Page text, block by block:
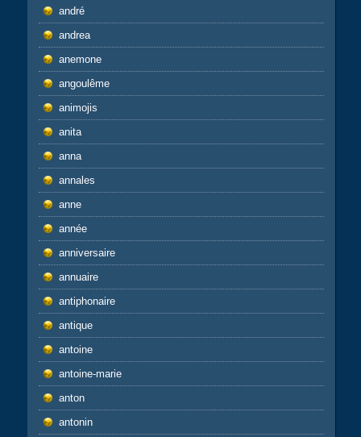
andré
andrea
anemone
angoulême
animojis
anita
anna
annales
anne
année
anniversaire
annuaire
antiphonaire
antique
antoine
antoine-marie
anton
antonin